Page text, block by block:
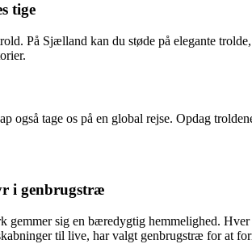
tige
På Sjælland kan du støde på elegante
også tage os på en global rejse. Opdag
i genbrugstræ
gemmer sig en bæredygtig hemmelighed.
til live, har valgt genbrugstræ for at